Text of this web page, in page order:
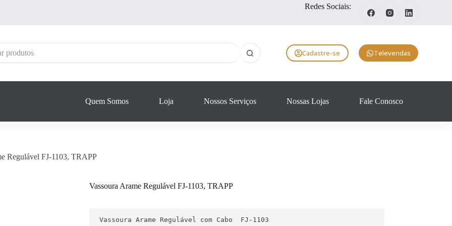
Redes Sociais:
Cadastre-se Televendas
Quem Somos Loja Nossos Serviços Nossas Lojas Fale Conosco
Regulável FJ-1103, TRAPP
Vassoura Arame Regulável FJ-1103, TRAPP
Vassoura Arame Regulável com Cabo  FJ-1103